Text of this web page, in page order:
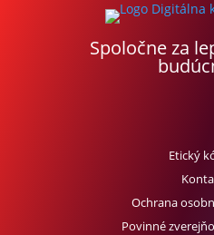
Spoločne za
Etický
Ochrana
Povinné